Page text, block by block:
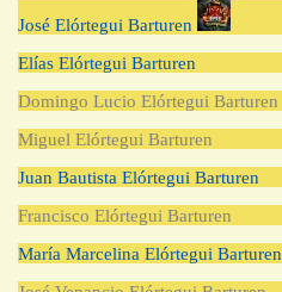
José Elórtegui Barturen
Elías Elórtegui Barturen
Domingo Lucio Elórtegui Barturen
Miguel Elórtegui Barturen
Juan Bautista Elórtegui Barturen
Francisco Elórtegui Barturen
María Marcelina Elórtegui Barturen